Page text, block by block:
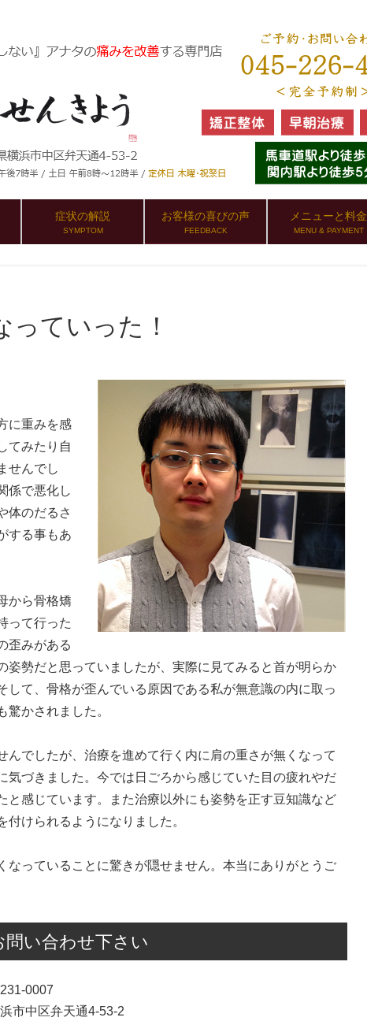
症状の解説
SYMPTOM
お客様の喜びの声
FEEDBACK
メニューと料金
MENU & PAYMENT
っていった！
に重みを感
てみたり自
せんでし
係で悪化し
体のだるさ
する事もあ
から骨格矯
って行った
歪みがある
姿勢だと思っていましたが、実際に見てみると首が明らか
して、骨格が歪んでいる原因である私が無意識の内に取っ
かされました。
でしたが、治療を進めて行く内に肩の重さが無くなって
気づきました。今では日ごろから感じていた目の疲れやだ
と感じています。また治療以外にも姿勢を正す豆知識など
けられるようになりました。
なっていることに驚きが隠せません。本当にありがとうご
い合わせ下さい
0007
市中区弁天通4-53-2